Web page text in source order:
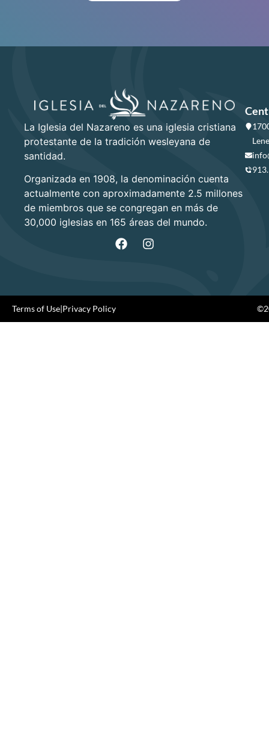
La Iglesia del Nazareno es una iglesia cristiana
protestante de la tradición wesleyana de
santidad.
Organizada en 1908, la denominación cuenta
actualmente con aproximadamente 2.5 millones
de miembros que se congregan en más de
30,000 iglesias en 165 áreas del mundo.
Terms of Use|Privacy Policy